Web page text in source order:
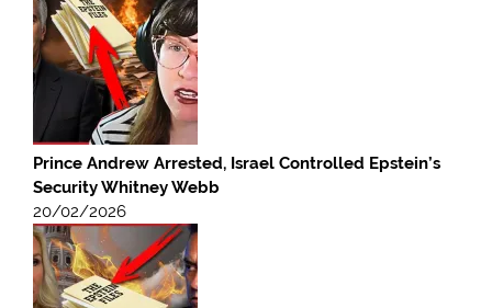
Prince Andrew Arrested, Israel Controlled Epstein’s
Security Whitney Webb
20/02/2026